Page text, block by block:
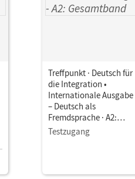
Treffpunkt · Deutsch für
die Integration •
Internationale Ausgabe
– Deutsch als
Fremdsprache · A2:
Gesamtband •
Unterrichtsmanager E-
und Planungstools
Testzugang